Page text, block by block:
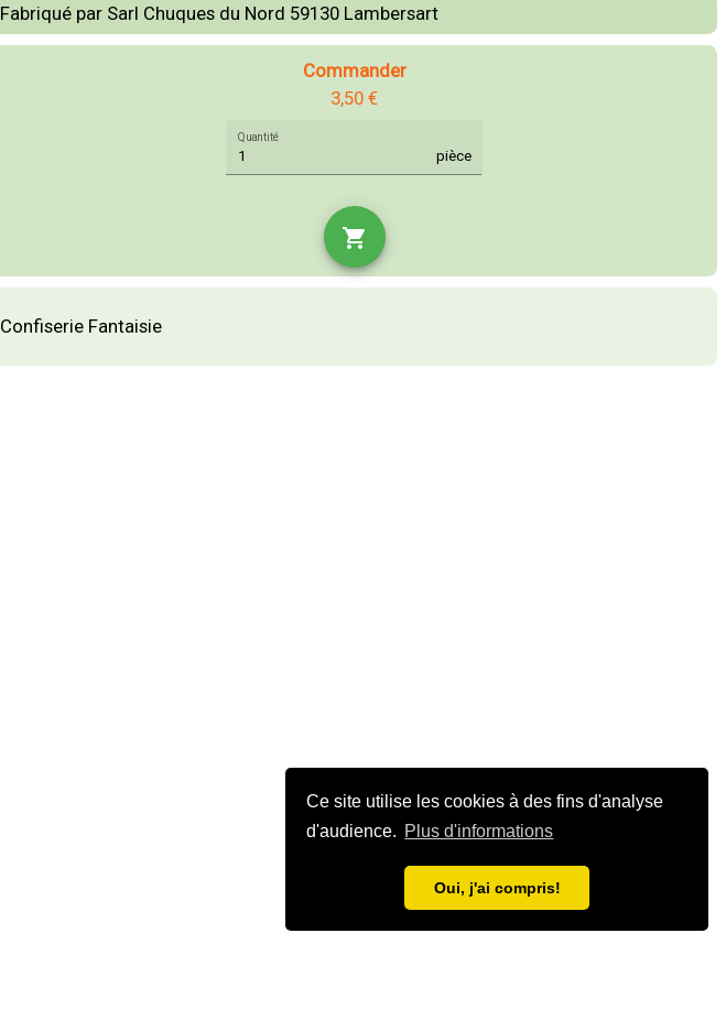
Ce site utilise les cookies à des fins d'analyse
d'audience. Plus d'informations
Oui, j'ai compris!
Fabriqué par Sarl Chuques du Nord 59130 Lambersart
Commander
3,50 €
Quantité
pièce
shopping_cart
Confiserie Fantaisie